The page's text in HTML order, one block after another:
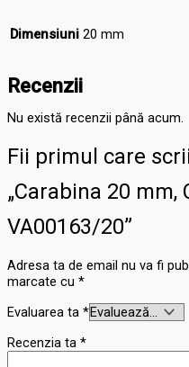
Dimensiuni 20 mm
Recenzii
Nu există recenzii până acum.
Fii primul care
„Carabina 20 mm,
VA00163/20”
Adresa ta de email nu va fi
marcate cu *
Evaluarea ta *
Recenzia ta *